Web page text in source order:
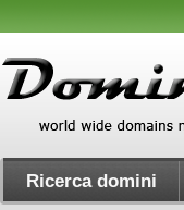
Ricerca domini